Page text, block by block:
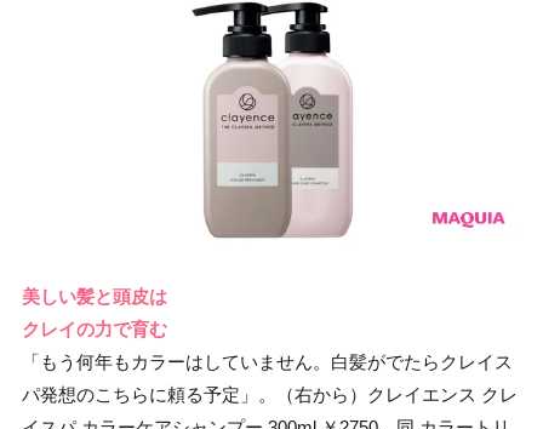
美しい髪と頭皮は
クレイの力で育む
「もう何年もカラーはしていません。白髪がでたらクレイス
パ発想のこちらに頼る予定」。（右から）クレイエンス クレ